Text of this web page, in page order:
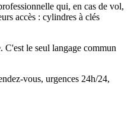
qui, en cas de vol,
accès : cylindres à clés
C'est le seul langage commun
vous, urgences 24h/24,